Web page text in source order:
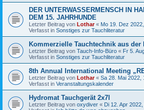
DER UNTERWASSERMENSCH IN
DEM 15. JAHRHUNDE
Letzter Beitrag von Lothar« Mo 19. Dez
Verfasst in Sonstiges zur Tauchliteratur
Kommerzielle Tauchtechnik aus der
Letzter Beitrag von Tauch-Info-Büro « Fr 5.
Verfasst in Sonstiges zur Tauchliteratur
8th Annual International Meeting
Letzter Beitrag von Lothar« Sa 28. Mai 2022,
Verfasst in Veranstaltungskalender
Hydromat Tauchgerät 2x7l
Letzter Beitrag von oxydiver « Di 12. Apr